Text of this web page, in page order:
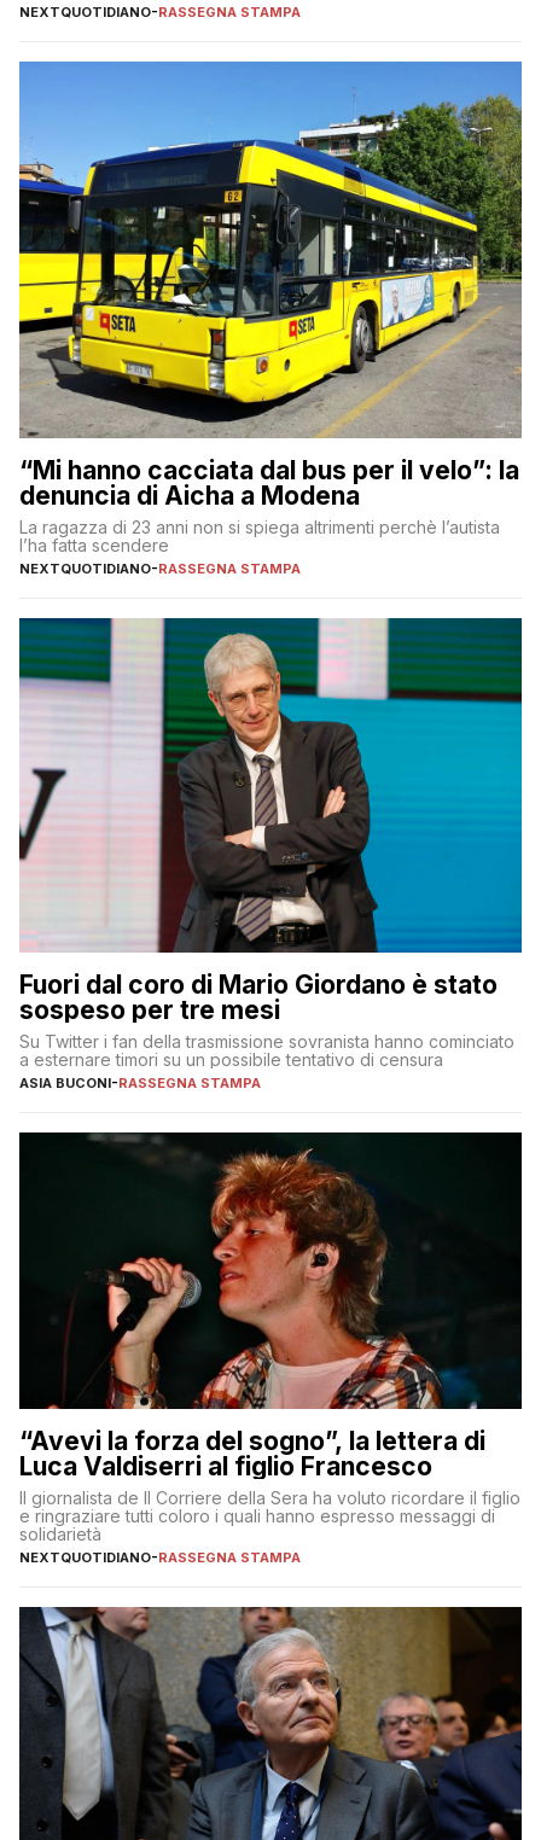
NEXTQUOTIDIANO-RASSEGNA STAMPA
“Mi hanno cacciata dal bus per il velo”: la
denuncia di Aicha a Modena
La ragazza di 23 anni non si spiega altrimenti perchè l’autista
l’ha fatta scendere
NEXTQUOTIDIANO-RASSEGNA STAMPA
Fuori dal coro di Mario Giordano è stato
sospeso per tre mesi
Su Twitter i fan della trasmissione sovranista hanno cominciato
a esternare timori su un possibile tentativo di censura
ASIA BUCONI-RASSEGNA STAMPA
“Avevi la forza del sogno”, la lettera di
Luca Valdiserri al figlio Francesco
Il giornalista de Il Corriere della Sera ha voluto ricordare il figlio
e ringraziare tutti coloro i quali hanno espresso messaggi di
solidarietà
NEXTQUOTIDIANO-RASSEGNA STAMPA